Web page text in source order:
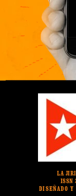
LA
ISSN
DISEÑADO